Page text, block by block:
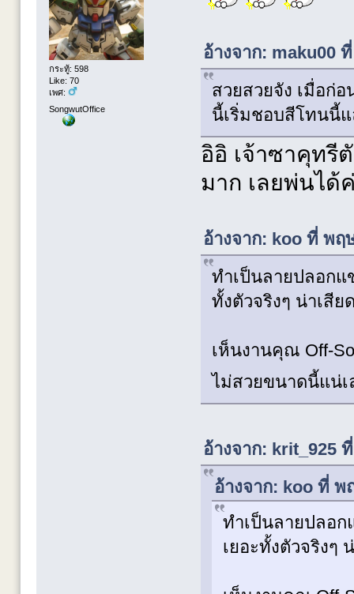
กระทู้: 598
Like: 70
เพศ:
SongwutOffice
อ้างจาก: maku00
สวยสวยจัง เมื่อก่
นี้เริ่มชอบสีโทนนี้
อิอิ เจ้าซาคุทรี
มาก เลยพ่นได้
อ้างจาก: koo ที่ พฤ
ทำเป็นลายปลอกแ
ทั้งตัวจริงๆ น่าเสี
เห็นงานคุณ Off-
ไม่สวยขนาดนี้แน่
อ้างจาก: krit_925
อ้างจาก: koo ที่ พ
ทำเป็นลายปลอก
เยอะทั้งตัวจริงๆ